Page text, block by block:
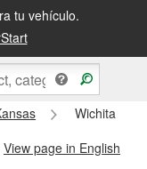
tu vehículo.
Wichita
View page in English